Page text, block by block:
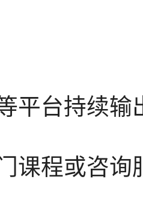
平台持续
课程或咨询